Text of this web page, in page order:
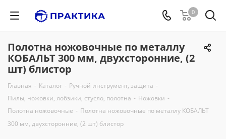
0
Полотна ножовочные по металлу
КОБАЛЬТ 300 мм, двухсторонние, (2
шт) блистор
Главная - Каталог - Ручной инструмент, защита -
Пилы, ножовки, лобзики, стусло, полотна - Ножовки -
Полотна ножовочные - Полотна ножовочные по металлу КОБАЛЬТ
300 мм, двухсторонние, (2 шт) блистор